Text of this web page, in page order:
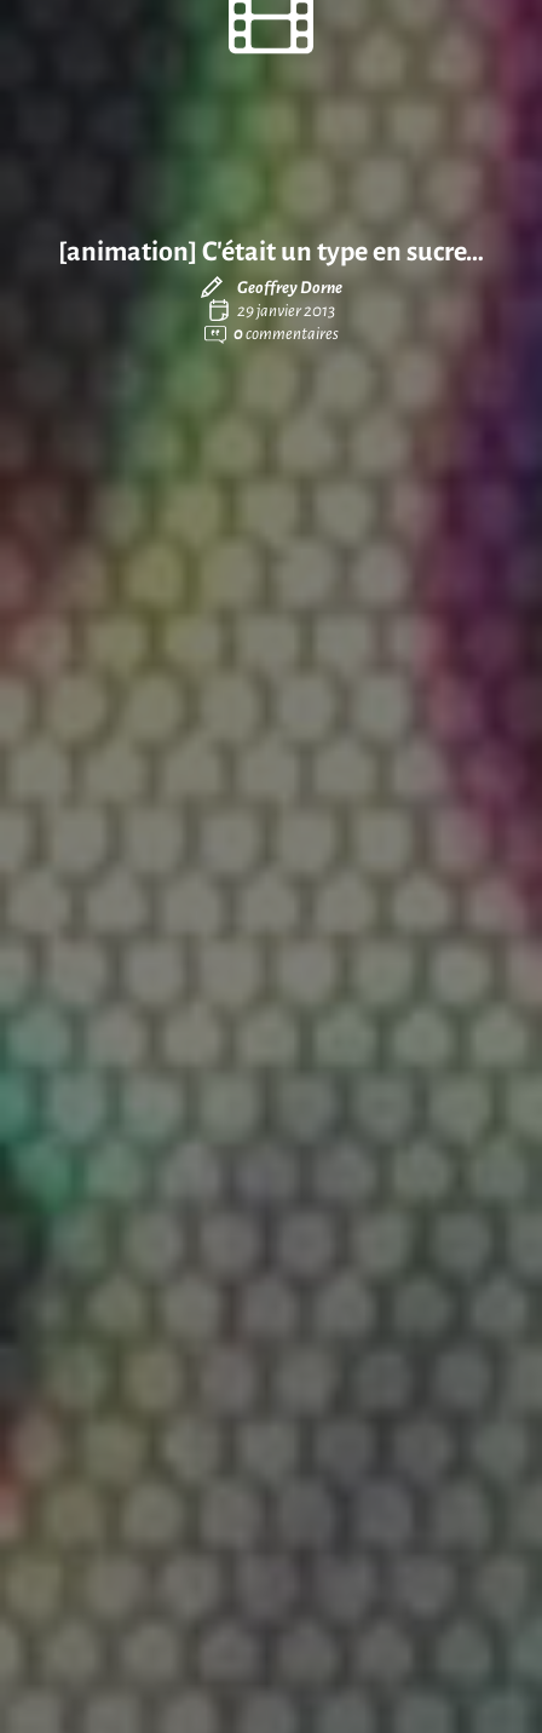
[animation] C’était un type en sucre…
Geoffrey Dorne
29 janvier 2013
0commentaires